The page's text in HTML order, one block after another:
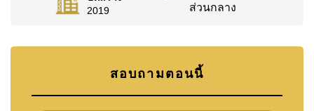
2019
ส่วนกลาง
สอบถามตอนนี้